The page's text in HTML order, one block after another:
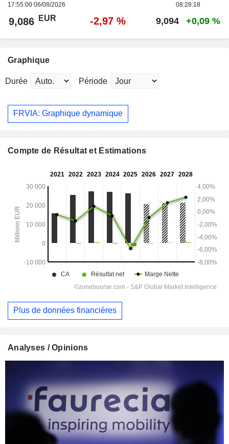
17:55:00 06/08/2026 08:28:18
9,086 EUR -2,97 % 9,094 +0,09 %
Graphique
Durée Période
FRVIA: Graphique dynamique
Compte de Résultat et Estimations
Plus de données financières
Analyses / Opinions